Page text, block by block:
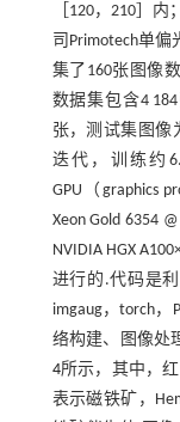
［120，210］
司Primotech单
集了160张图像
数据集包含4
张，测试集图像
迭代，训练约
GPU（graphics
Xeon Gold 6354
NVIDIA HGX
进行的.代码是利
imgaug，torch
络构建、图像处
4所示，其中，
表示磁铁矿，